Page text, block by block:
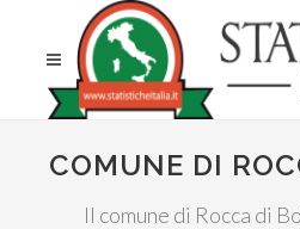
COMUNE DI
Il comune di Rocca di